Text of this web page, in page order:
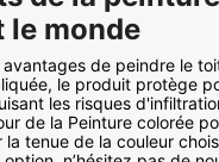
le monde
de peindre le
le produit protège
les risques
de la Peinture colorée
tenue de la couleur